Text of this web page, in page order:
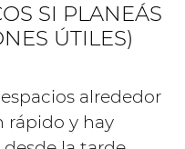
SI PLANEÁS
ÚTILES)
alrededor
rápido y hay